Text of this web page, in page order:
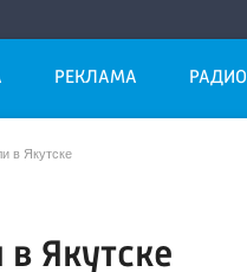
РЕКЛАМА РАДИО
в Якутске
Якутске